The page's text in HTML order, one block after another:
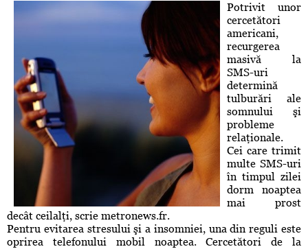
Potrivit unor
cercetători
americani,
recurgerea
masivă la
SMS-uri
determină
tulburări ale
somnului şi
probleme
relaţionale.
Cei care trimit
multe SMS-uri
în timpul zilei
dorm noaptea
mai prost
decât ceilalţi, scrie metronews.fr.
Pentru evitarea stresului şi a insomniei, una din reguli este
oprirea telefonului mobil noaptea. Cercetători de la